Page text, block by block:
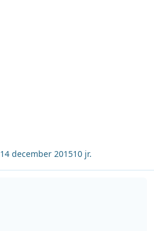
14 december 201510 jr.